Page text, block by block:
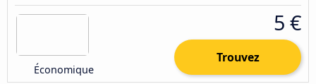
Économique
5 €
Trouvez